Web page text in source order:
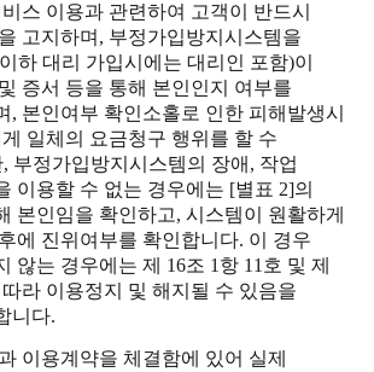
스 이용과 관련하여 고객이 반드시
고지하며, 부정가입방지시스템을
하 대리 가입시에는 대리인 포함)이
증서 등을 통해 본인인지 여부를
, 본인여부 확인소홀로 인한 피해발생시
일체의 요금청구 행위를 할 수
부정가입방지시스템의 장애, 작업
이용할 수 없는 경우에는 [별표 2]의
본인임을 확인하고, 시스템이 원활하게
에 진위여부를 확인합니다. 이 경우
않는 경우에는 제 16조 1항 11호 및 제
라 이용정지 및 해지될 수 있음을
니다.
이용계약을 체결함에 있어 실제